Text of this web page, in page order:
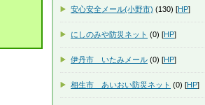
安心安全メール(小野市) (130) [HP]
にしのみや防災ネット (0) [HP]
伊丹市 いたみメール (0) [HP]
相生市 あいおい防災ネット (0) [HP]